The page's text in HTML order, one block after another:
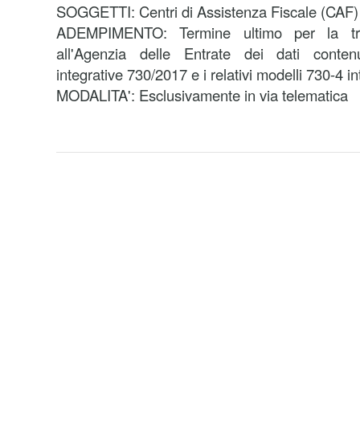
SOGGETTI: Centri di Assistenza Fiscale
ADEMPIMENTO:Termine ultimo per la
all'Agenzia delle Entrate dei dati
integrative 730/2017 e i relativi modelli 730-4
MODALITA': Esclusivamente in via telematica